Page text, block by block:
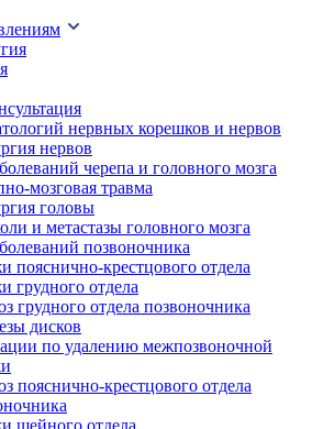
нервных корешков и нервов
нервов
черепа и головного мозга
мозговая травма
головы
и метастазы головного мозга
позвоночника
пояснично-крестцового отдела
грудного отдела
грудного отдела позвоночника
дисков
по удалению межпозвоночной
пояснично-крестцового отдела
шейного отдела